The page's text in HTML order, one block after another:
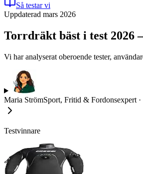
Så testar vi
Uppdaterad mars 2026
Torrdräkt bäst i test 2026
Vi har analyserat oberoende tester,
Maria StrömSport, Fritid & Fordonsexpert ·
Testvinnare